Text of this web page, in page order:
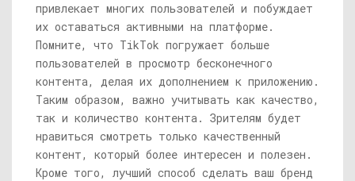
привлекает многих пользователей и побуждает
их оставаться активными на платформе.
Помните, что TikTok погружает больше
пользователей в просмотр бесконечного
контента, делая их дополнением к приложению.
Таким образом, важно учитывать как качество,
так и количество контента. Зрителям будет
нравиться смотреть только качественный
контент, который более интересен и полезен.
Кроме того, лучший способ сделать ваш бренд